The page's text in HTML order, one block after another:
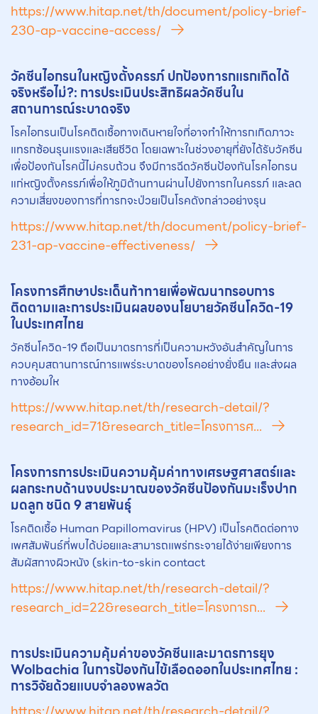
https://www.hitap.net/th/document/policy-brief-
230-ap-vaccine-access/
วัคซีนไอกรนในหญิงตั้งครรภ์ ปกป้องทารกแรกเกิดได้
จริงหรือไม่?: การประเมินประสิทธิผลวัคซีนใน
สถานการณ์ระบาดจริง
โรคไอกรนเป็นโรคติดเชื้อทางเดินหายใจที่อาจทําให้ทารกเกิดภาวะ
แทรกซ้อนรุนแรงและเสียชีวิต โดยเฉพาะในช่วงอายุที่ยังได้รับวัคซีน
เพื่อป้องกันโรคนี้ไม่ครบถ้วน จึงมีการฉีดวัคซีนป้องกันโรคไอกรน
แก่หญิงตั้งครรภ์เพื่อให้ภูมิต้านทานผ่านไปยังทารกในครรภ์ และลด
ความเสี่ยงของการที่ทารกจะป่วยเป็นโรคดังกล่าวอย่างรุน
https://www.hitap.net/th/document/policy-brief-
231-ap-vaccine-effectiveness/
โครงการศึกษาประเด็นท้าทายเพื่อพัฒนากรอบการ
ติดตามและการประเมินผลของนโยบายวัคซีนโควิด-19
ในประเทศไทย
วัคซีนโควิด-19 ถือเป็นมาตรการที่เป็นความหวังอันสำคัญในการ
ควบคุมสถานการณ์การแพร่ระบาดของโรคอย่างยั่งยืน และส่งผล
ทางอ้อมให
https://www.hitap.net/th/research-detail/?
research_id=71&research_title=โครงการศ...
โครงการการประเมินความคุ้มค่าทางเศรษฐศาสตร์และ
ผลกระทบด้านงบประมาณของวัคซีนป้องกันมะเร็งปาก
มดลูก ชนิด 9 สายพันธุ์
โรคติดเชื้อ Human Papillomavirus (HPV) เป็นโรคติดต่อทาง
เพศสัมพันธ์ที่พบได้บ่อยและสามารถแพร่กระจายได้ง่ายเพียงการ
สัมผัสทางผิวหนัง (skin-to-skin contact
https://www.hitap.net/th/research-detail/?
research_id=22&research_title=โครงการก...
การประเมินความคุ้มค่าของวัคซีนและมาตรการยุง
Wolbachia ในการป้องกันไข้เลือดออกในประเทศไทย :
การวิจัยด้วยแบบจำลองพลวัต